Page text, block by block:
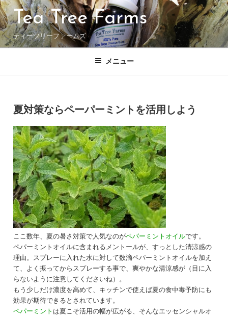
コ
ン
テ
ン
ツ
Tea Tree Farms
ティーツリーファームズ
メニュー
稿
日:
夏対策ならペーパーミントを活用しよう
ここ数年、夏の暑さ対策で人気なのがペパーミントオイルです。
ペパーミントオイルに含まれるメントールが、すっとした清涼感の
理由。スプレーに入れた水に対して数滴ペパーミントオイルを加え
て、よく振ってからスプレーする事で、爽やかな清涼感が（目に入
らないように注意してくださいね）。
もう少しだけ濃度を高めて、キッチンで使えば夏の食中毒予防にも
効果が期待できるとされています。
ペパーミント は夏こそ活用の幅が広がる、そんなエッセンシャルオ